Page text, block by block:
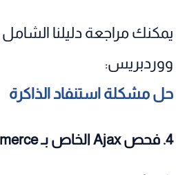
يمكنك مراجعة دليلنا
ووردبريس:
حل مشكلة استنفاد الذاكرة
4. فحص Ajax الخاص بـ WooCommerce